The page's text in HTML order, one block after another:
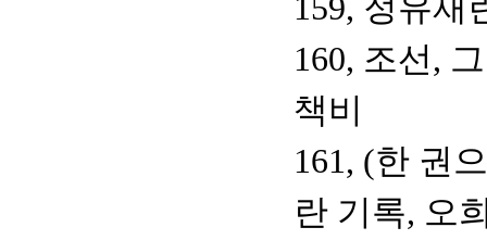
159, 정유재
160, 조선,
책비
161, (한 권
란 기록, 오